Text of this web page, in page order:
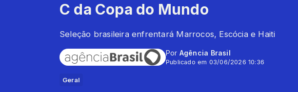
C da Copa do Mundo
Seleção brasileira enfrentará Marrocos, Escócia e Haiti
Por Agência Brasil
Publicado em 03/06/2026 10:36
Geral